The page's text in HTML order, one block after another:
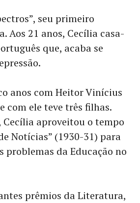
seu primeiro
21 anos, Cecília casa-
que, acaba se
anos com Heitor Vinícius
com ele teve três filhas.
aproveitou o tempo
Notícias” (1930-31) para
problemas da Educação no
prêmios da Literatura,